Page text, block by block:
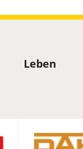
Leben